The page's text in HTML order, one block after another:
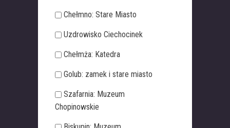
Chełmno: Stare Miasto
Uzdrowisko Ciechocinek
Chełmża: Katedra
Golub: zamek i stare miasto
Szafarnia: Muzeum
Chopinowskie